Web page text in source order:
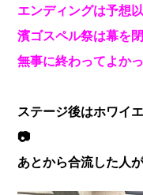
エンディングは予想
濱ゴスペル祭は幕を
無事に終わってよか
ステージ後はホワイ
📷
あとから合流した人